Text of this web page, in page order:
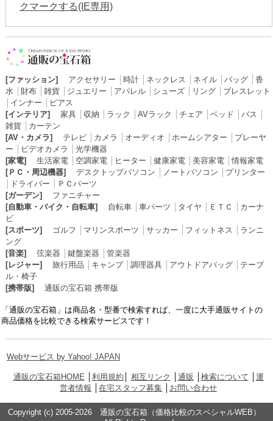
クマークする(IE専用)
[ファッション] アクセサリー 時計 ネックレス ネイル │バッグ │香
水
財布 │雑貨 ジュエリー アパレル シューズ リング
ブレスレット
インナー
ピアス
[インテリア]
家具 収納 ラック │AVラック │チェア │ベッド │バス
雑貨
カーテン
[AV・カメラ]
テレビ カメラ オーディオ │ホームシアター
プレーヤ
ー
ビデオカメラ │光学機器
[家電]
生活家電 空調家電 ヒーター │健康家電 美容家電 │情報家電
[ＰＣ・周辺機器]
デスクトップパソコン ノートパソコン
プリンター
ドライバー
ＰＣパーツ
[ガーデン]
ファニチャー
[自動車・バイク・自転車]
自転車 │車パーツ タイヤ ＥＴＣ
カーナ
ビ
[スポーツ]
ゴルフ マリンスポーツ │サッカー フィットネス
ランニ
ング
[音楽]
弦楽器 │鍵盤楽器 │管楽器
[レジャー]
旅行用品 キャンプ│調理器具 アウトドアバッグ
テーブ
ル・椅子
[携帯版]
通販の宝石箱 携帯版
「通販の宝石箱」は商品名・型番で検索すれば、一度に大手通販サイトの
商品価格を比較できる検索サービスです！
Webサービス by Yahoo! JAPAN
通販の宝石箱HOME 利用規約 相互リンク 通販 検索について
運
営者情報
在宅スタッフ募集 お問い合わせ
Copyright (c) 2005-2026 通販の宝石箱（価格比較のスペシャルWEB）